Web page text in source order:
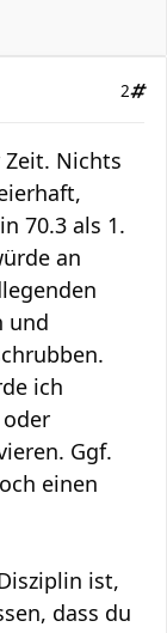
2
Zeit. Nichts
70.3 als 1.
an
und
ich
Ggf.
einen
ist,
dass du